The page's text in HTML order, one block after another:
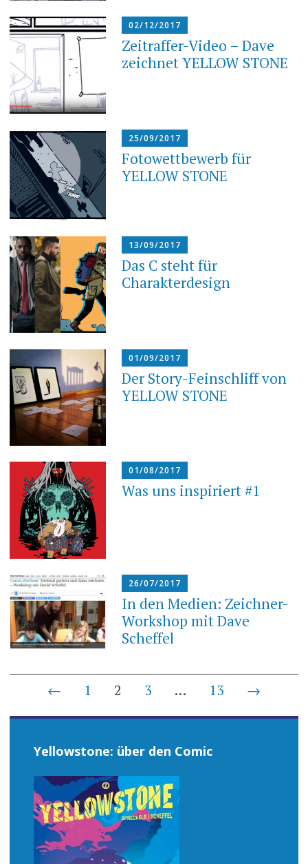
02/12/2017
Zeitraffer-Video – Dave
zeichnet YELLOW STONE
25/09/2017
Fotowettbewerb für
YELLOW STONE
13/09/2017
Das C steht für
Charakterdesign
01/09/2017
Der Story-Feinschliff von
YELLOW STONE
01/08/2017
Was uns inspiriert #1
26/07/2017
In den Medien: Zeichner-
Workshop mit Dave
Scheffel
Beiträge-
Navigation
← 1 2 3 … 13 →
Yellowstone: über den Comic